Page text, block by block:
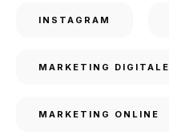
INSTAGRAM
MARKETING DIGITALE
MARKETING ONLINE